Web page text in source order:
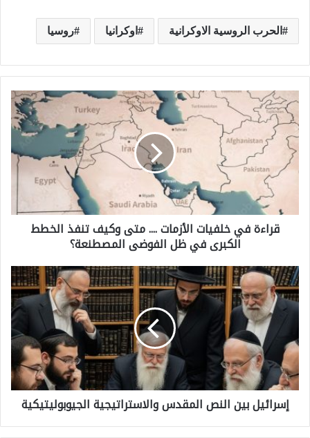
الحرب الروسية الاوكرانية اوكرانيا روسيا
ق
ر
ل
ف
ي
ت
ا
ل
قراءة في خلفيات الأزمات .... متى وكيف تنفذ الخطط
الكبرى في ظل الفوضى المصطنعة؟
إ
س
ا
ئ
ي
إسرائيل بين النص المقدس والاستراتيجية الجيوبوليتيكية